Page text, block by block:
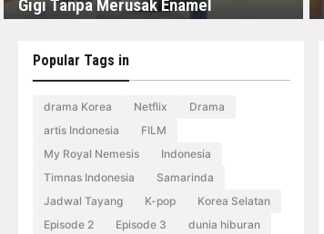
Gigi Tanpa Merusak Enamel
Popular Tags in
drama Korea Netflix
Drama
artis Indonesia
FILM
My Royal Nemesis
Indonesia
Timnas Indonesia
Samarinda
Jadwal Tayang
K-pop
Korea Selatan
Episode 2
Episode 3
dunia hiburan